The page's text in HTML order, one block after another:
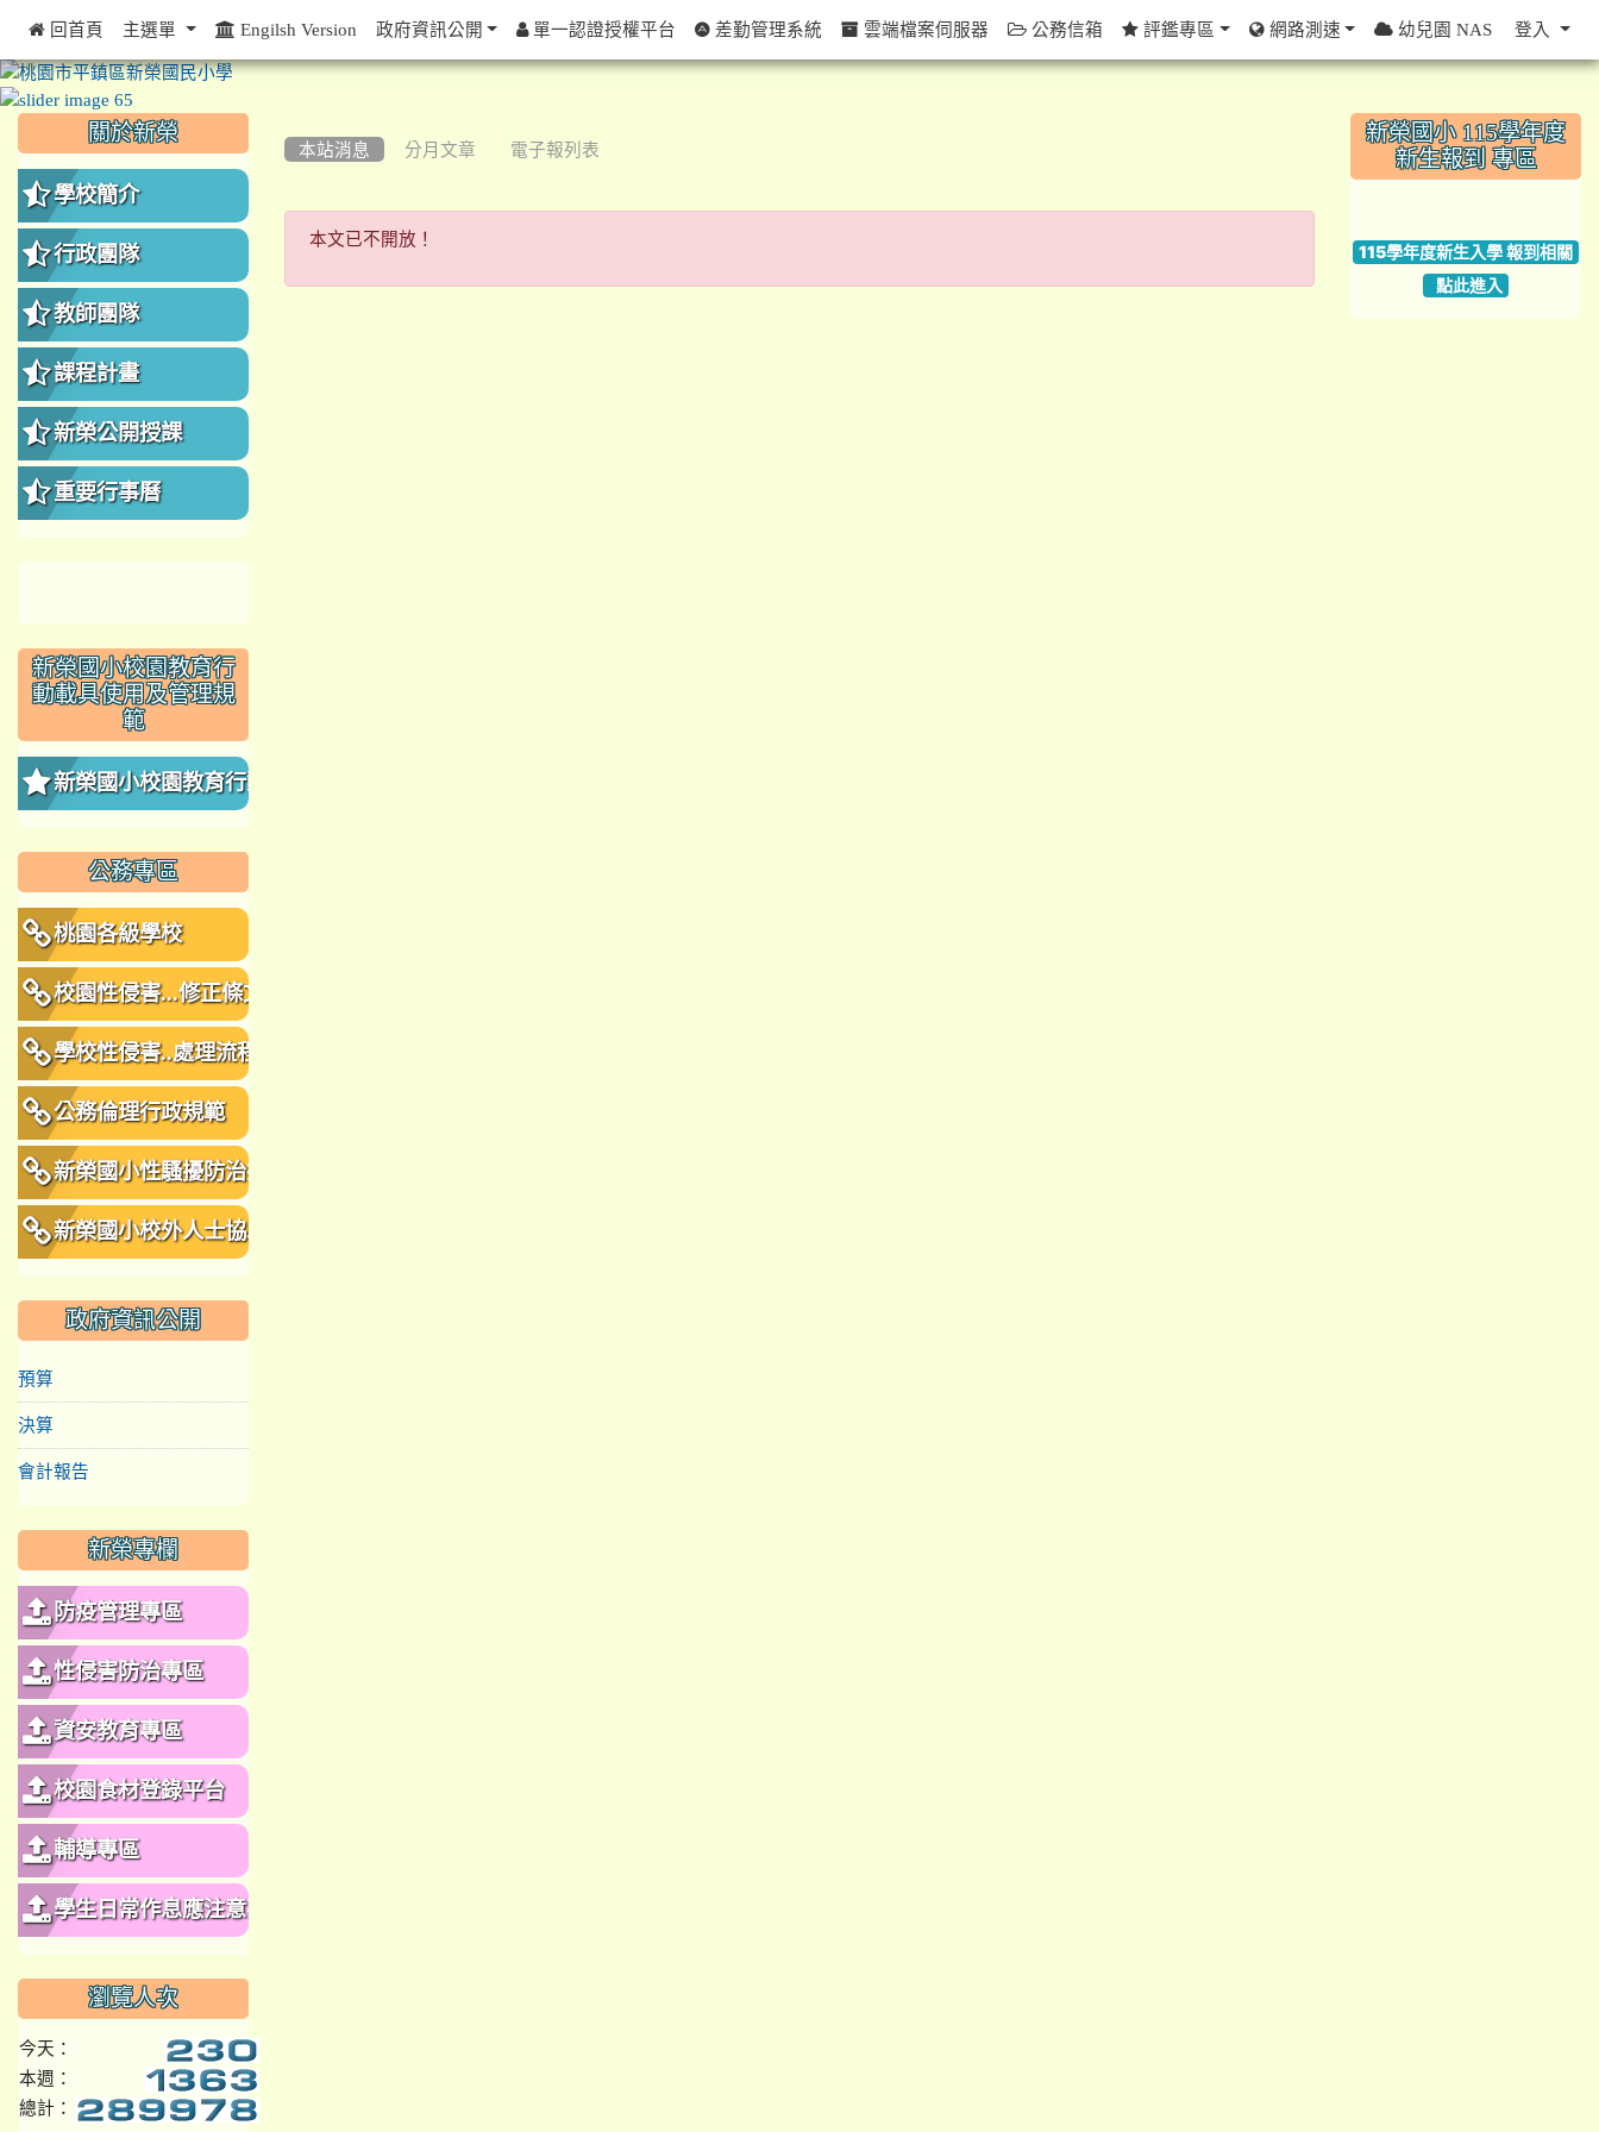
本站消息 分月文章 電子報列表
本文已不開放！
本文已不開放！
::: 關於新榮
學校簡介
行政團隊
教師團隊
課程計畫
新榮公開授課
重要行事曆
新榮國小校園教育行
動載具使用及管理規
範
新榮國小校園教育行動
公務專區
桃園各級學校
校園性侵害...修正條文
學校性侵害..處理流程
公務倫理行政規範
新榮國小性騷擾防治措
施、申訴及懲戒規範
新榮國小校外人士協助
政府資訊公開
預算
決算
會計報告
新榮專欄
防疫管理專區
性侵害防治專區
資安教育專區
校園食材登錄平台
輔導專區
學生日常作息應注意事
瀏覽人次
今天：
本週：
總計：
:::
新榮國小 115學年度
新生報到 專區
115學年度新生入學 報到相關
點此進入
::: 回首頁 主選單 Engilsh Version 政府資訊公開 單一認證授權平台 差勤管理系統 雲端檔案伺服器 公務信箱 評鑑專區 網路測速 幼兒園 NAS 登入